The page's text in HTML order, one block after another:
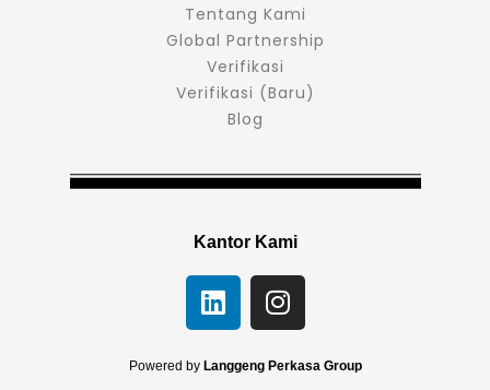
Tentang Kami
Global Partnership
Verifikasi
Verifikasi (Baru)
Blog
Kantor Kami
L
i
n
k
I
n
s
t
Powered by Langgeng Perkasa Group